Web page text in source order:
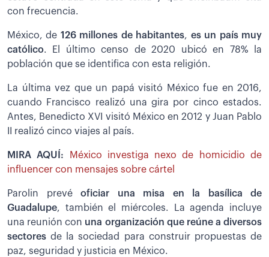
con frecuencia.
México, de 126 millones de habitantes, es un país muy
católico. El último censo de 2020 ubicó en 78% la
población que se identifica con esta religión.
La última vez que un papá visitó México fue en 2016,
cuando Francisco realizó una gira por cinco estados.
Antes, Benedicto XVI visitó México en 2012 y Juan Pablo
II realizó cinco viajes al país.
MIRA AQUÍ:
México investiga nexo de homicidio de
influencer con mensajes sobre cártel
Parolin prevé oficiar una misa en la basílica de
Guadalupe, también el miércoles. La agenda incluye
una reunión con una organización que reúne a diversos
sectoresde la sociedad para construir propuestas de
paz, seguridad y justicia en México.